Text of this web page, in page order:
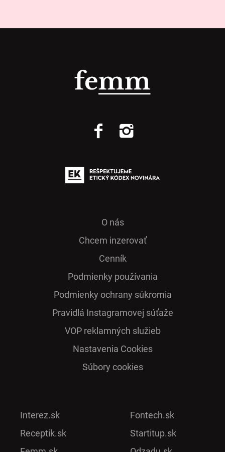
O nás
Chcem inzerovať
Cenník
Podmienky používania
Podmienky ochrany súkromia
Pra­vidlá Ins­ta­gra­mo­vej sú­ťaže
VOP reklamných služieb
Nastavenia Cookies
Súbory cookies
Interez.sk
Receptik.sk
Fontech.sk
Startitup.sk